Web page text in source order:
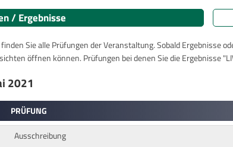
/ Ergebnisse
Sie alle Prüfungen der Veranstaltung. Sobald
öffnen können. Prüfungen bei denen Sie die Ergebnisse
2021
PRÜFUNG
Ausschreibung